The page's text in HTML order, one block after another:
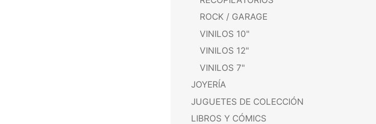
ROCK / GARAGE
VINILOS 10"
VINILOS 12"
VINILOS 7"
JOYERÍA
JUGUETES DE COLECCIÓN
LIBROS Y CÓMICS